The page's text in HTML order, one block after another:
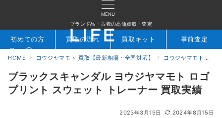
MENU
ブランド品・古着の高価買取・査定
検索 お問合せ
初めての方 買取の流れ 買取キット 事前査定
HOME ヨウジヤマモト 買取【最新相場・全国対応】 ヨウジヤマモト買取実績｜ブランド古着専門店LIFE
ブラックスキャンダル ヨウジヤマモト ロゴ
プリント スウェット トレーナー 買取実績
2023年3月19日 2024年8月15日